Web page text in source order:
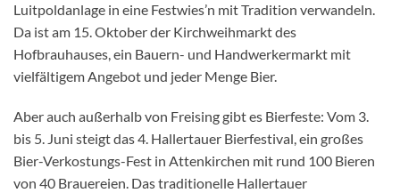
Luitpoldanlage in eine Festwies’n mit Tradition verwandeln.
Da ist am 15. Oktober der Kirchweihmarkt des
Hofbrauhauses, ein Bauern- und Handwerkermarkt mit
vielfältigem Angebot und jeder Menge Bier.
Aber auch außerhalb von Freising gibt es Bierfeste: Vom 3.
bis 5. Juni steigt das 4. Hallertauer Bierfestival, ein großes
Bier-Verkostungs-Fest in Attenkirchen mit rund 100 Bieren
von 40 Brauereien. Das traditionelle Hallertauer